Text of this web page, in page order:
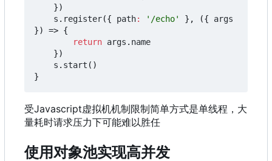
})
s . register({ path: '/echo' }, ({
args
})
=> {
return args . name
})
s . start ()
}
受Javascript虚拟机机制限制简单方式是单线程 ， 大
量耗时请求压力下可能难以胜任
使用对象池实现高并发